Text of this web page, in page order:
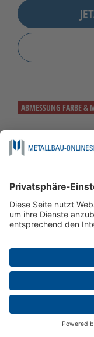
ABMESSUNG FARBE &